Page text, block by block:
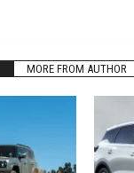
MORE FROM AUTHOR